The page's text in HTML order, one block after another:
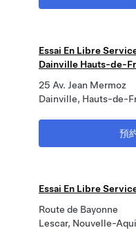
Essai En Libre
Dainville Hauts-de-
25 Av. Jean Mermoz
Dainville, Hauts-de-
預
Essai En Libre
Route de Bayonne
Lescar, Nouvelle-